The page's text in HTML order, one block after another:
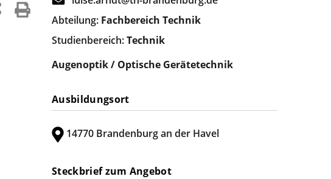
Abteilung: Fachbereich Technik
Studienbereich:Technik
Augenoptik / Optische Gerätetechnik
Ausbildungsort
14770 Brandenburg an der Havel
Steckbrief zum Angebot